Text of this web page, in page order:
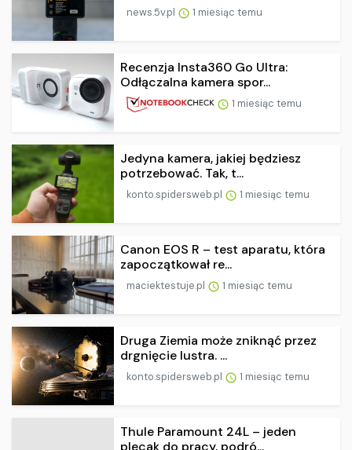
news.5v.pl 1 miesiąc temu
Recenzja Insta360 Go Ultra:
Odłączalna kamera spor...
1 miesiąc temu
Jedyna kamera, jakiej będziesz
potrzebować. Tak, t...
konto.spidersweb.pl 1 miesiąc temu
Canon EOS R – test aparatu, która
zapoczątkował re...
maciektestuje.pl 1 miesiąc temu
Druga Ziemia może zniknąć przez
drgnięcie lustra. ...
konto.spidersweb.pl 1 miesiąc temu
Thule Paramount 24L – jeden
plecak do pracy, podró...